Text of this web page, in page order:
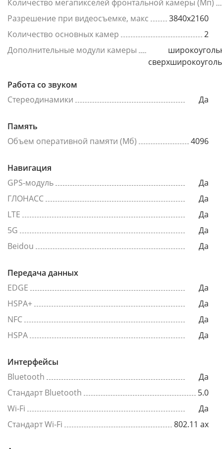
Количество мегапикселей фронтальной камеры (Мп)
Разрешение при видеосъемке, макс
3840x2160
Количество основных камер
2
Дополнительные модули камеры
Работа со звуком
Стереодинамики
Да
Память
Объем оперативной памяти (Мб)
4096
Навигация
GPS-модуль
Да
ГЛОНАСС
Да
LTE
Да
5G
Да
Beidou
Да
Передача данных
EDGE
Да
HSPA+
Да
NFC
Да
HSPA
Да
Интерфейсы
Bluetooth
Да
Стандарт Bluetooth
5.0
Wi-Fi
Да
Стандарт Wi-Fi
802.11 ax